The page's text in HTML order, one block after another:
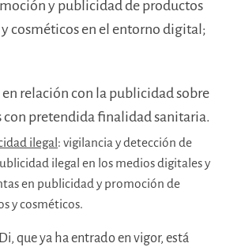
y publicidad de productos
cosméticos en el entorno digital;
relación con la publicidad sobre
con pretendida finalidad sanitaria.
ilegal : vigilancia y detección de
ilegal en los medios digitales y
en publicidad y promoción de
y cosméticos.
que ya ha entrado en vigor, está